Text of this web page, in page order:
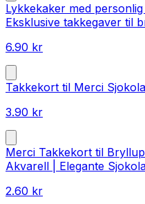
Lykkekaker med
Eksklusive takkegaver til
6.90 kr
Takkekort til Merci
3.90 kr
Merci Takkekort til
Akvarell | Elegante
2.60 kr